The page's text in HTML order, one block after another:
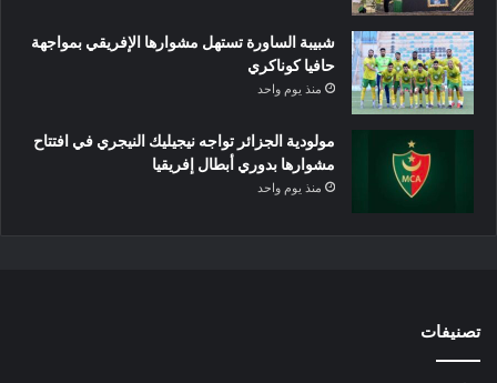
شبيبة الساورة تستهل مشوارها الإفريقي بمواجهة
حافيا كوناكري
منذ يوم واحد
مولودية الجزائر تواجه نيجيليك النيجري في افتتاح
مشوارها بدوري أبطال إفريقيا
منذ يوم واحد
تصنيفات